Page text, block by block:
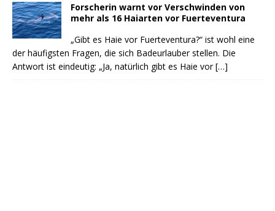
Forscherin warnt vor Verschwinden von
mehr als 16 Haiarten vor Fuerteventura
„Gibt es Haie vor Fuerteventura?“ ist wohl eine
der häufigsten Fragen, die sich Badeurlauber stellen. Die
Antwort ist eindeutig: „Ja, natürlich gibt es Haie vor[…]